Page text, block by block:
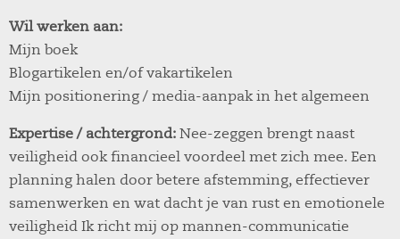
Wil werken aan:
Mijn boek
Blogartikelen en/of vakartikelen
Mijn positionering / media-aanpak in het algemeen
Expertise / achtergrond: Nee-zeggen brengt naast
veiligheid ook financieel voordeel met zich mee. Een
planning halen door betere afstemming, effectiever
samenwerken en wat dacht je van rust en emotionele
veiligheid Ik richt mij op mannen-communicatie